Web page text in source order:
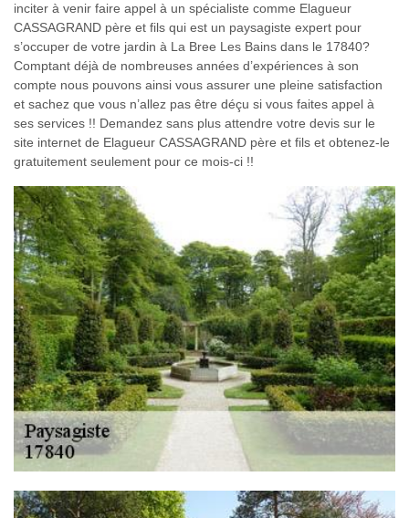
inciter à venir faire appel à un spécialiste comme Elagueur
CASSAGRAND père et fils qui est un paysagiste expert pour
s’occuper de votre jardin à La Bree Les Bains dans le 17840?
Comptant déjà de nombreuses années d’expériences à son
compte nous pouvons ainsi vous assurer une pleine satisfaction
et sachez que vous n’allez pas être déçu si vous faites appel à
ses services !! Demandez sans plus attendre votre devis sur le
site internet de Elagueur CASSAGRAND père et fils et obtenez-le
gratuitement seulement pour ce mois-ci !!